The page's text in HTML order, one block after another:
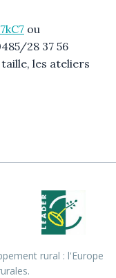
ou
28 37 56
les ateliers
rural : l'Europe